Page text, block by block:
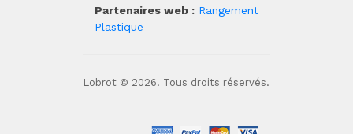
Partenaires web : Rangement
Plastique
Lobrot © 2026. Tous droits réservés.